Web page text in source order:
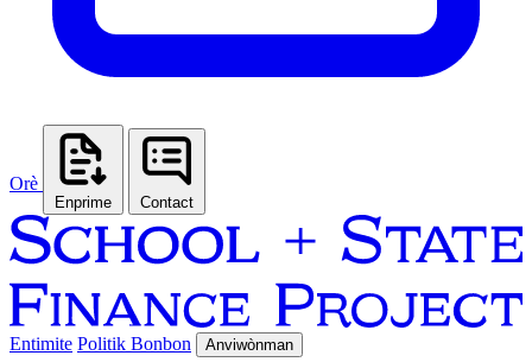
Orè
Enprime Contact
Entimite Politik Bonbon Anviwònman